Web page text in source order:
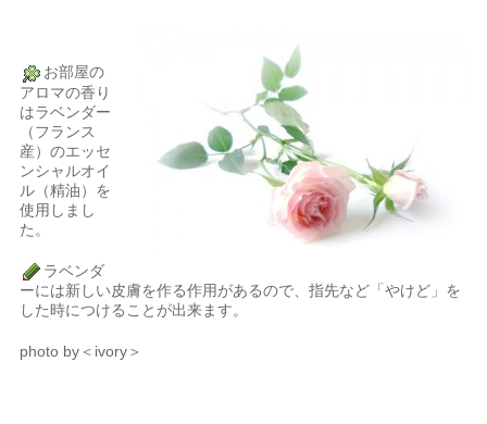
お部屋の
アロマの香り
はラベンダー
（フランス
産）のエッセ
ンシャルオイ
ル（精油）を
使用しまし
た。
ラベンダ
ーには新しい皮膚を作る作用があるので、指先など「やけど」を
した時につけることが出来ます。
photo by＜ivory＞